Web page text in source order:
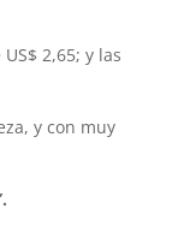
2,65; y las
y con muy